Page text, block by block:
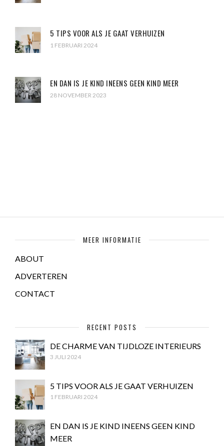
5 TIPS VOOR ALS JE GAAT VERHUIZEN
1 FEBRUARI 2024
EN DAN IS JE KIND INEENS GEEN KIND MEER
28 NOVEMBER 2023
MEER INFORMATIE
ABOUT
ADVERTEREN
CONTACT
RECENT POSTS
DE CHARME VAN TIJDLOZE INTERIEURS
3 JULI 2024
5 TIPS VOOR ALS JE GAAT VERHUIZEN
1 FEBRUARI 2024
EN DAN IS JE KIND INEENS GEEN KIND
MEER